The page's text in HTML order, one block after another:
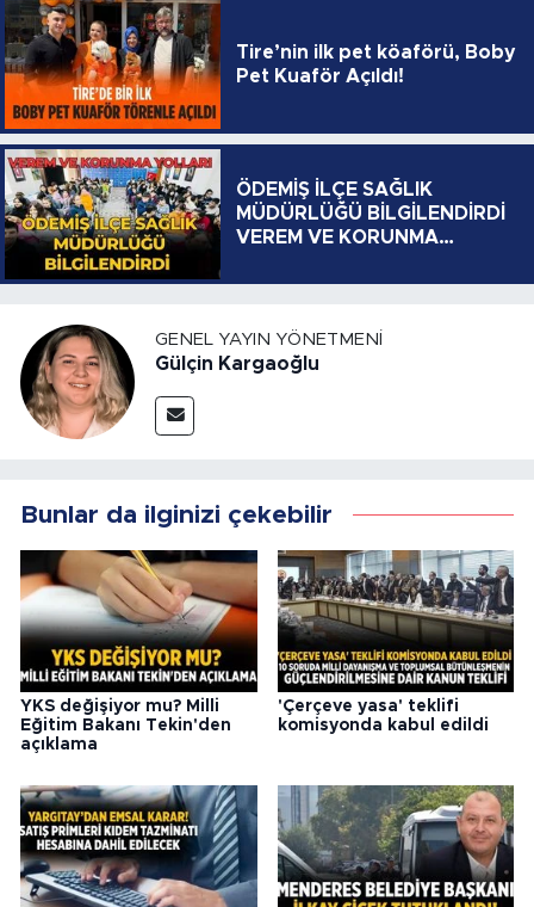
Tire’nin ilk pet köaförü, Boby
Pet Kuaför Açıldı!
ÖDEMİŞ İLÇE SAĞLIK
MÜDÜRLÜĞÜ BİLGİLENDİRDİ
VEREM VE KORUNMA
GENEL YAYIN YÖNETMENI
Gülçin Kargaoğlu
Bunlar da ilginizi çekebilir
YKS değişiyor mu? Milli
Eğitim Bakanı Tekin'den
açıklama
'Çerçeve yasa' teklifi
komisyonda kabul edildi